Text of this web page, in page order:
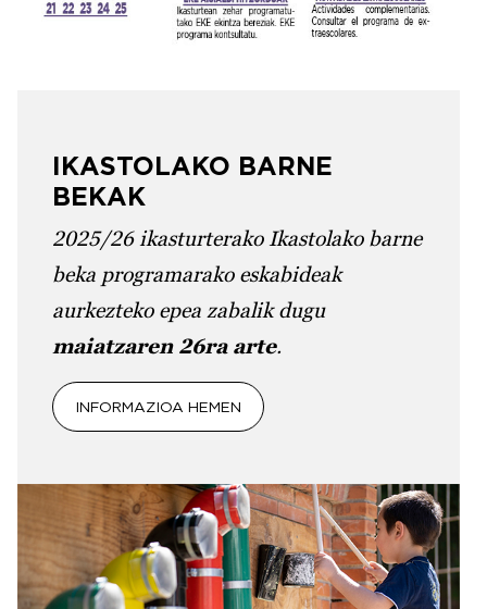
IKASTOLAKO BARNE
BEKAK
2025/26 ikasturterako Ikastolako barne
beka programarako eskabideak
aurkezteko epea zabalik dugu
maiatzaren 26ra arte.
INFORMAZIOA HEMEN